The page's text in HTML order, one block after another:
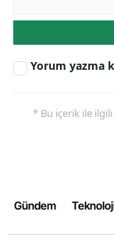
Yorum yazma
* Bu içerik ile
Gündem